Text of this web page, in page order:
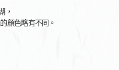
，
顏色略有不同。